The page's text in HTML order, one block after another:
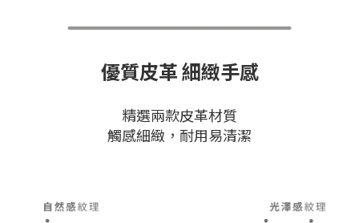
優質皮革 細緻手感
精選兩款皮革材質
觸感細緻，耐用易清潔